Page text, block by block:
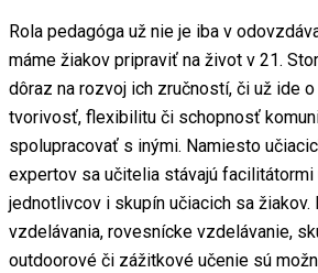
Rola pedagóga už nie je iba v
máme žiakov pripraviť na život v 21.
dôraz na rozvoj ich zručností, či už ide
tvorivosť, flexibilitu či schopnosť
spolupracovať s inými. Namiesto
expertov sa učitelia stávajú facilitátormi
jednotlivcov i skupín učiacich sa
vzdelávania, rovesnícke vzdelávanie,
outdoorové či zážitkové učenie sú